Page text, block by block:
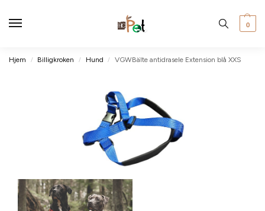
0
Hjem / Billigkroken / Hund / VGWBälte antidrasele Extension blå XXS